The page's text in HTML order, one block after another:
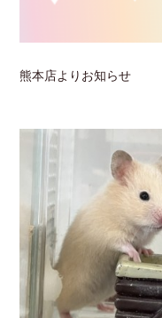
熊本店よりお知らせ